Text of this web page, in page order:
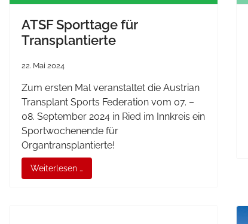
ATSF Sporttage für
Transplantierte
22. Mai 2024
Zum ersten Mal veranstaltet die Austrian
Transplant Sports Federation vom 07. –
08. September 2024 in Ried im Innkreis ein
Sportwochenende für
Organtransplantierte!
Weiterlesen …